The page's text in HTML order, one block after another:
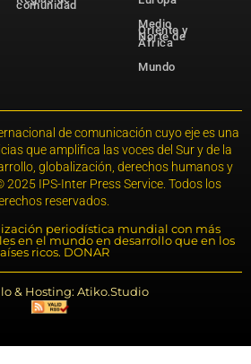
comunidad
Medio
Oriente y
Norte de
África
Mundo
de comunicación cuyo eje es una
que amplifica las voces del Sur y de la
globalización, derechos humanos y
IPS-Inter Press Service. Todos los
reservados.
periodística mundial con más
en el mundo en desarrollo que en los
ricos. DONAR
& Hosting: Atiko.Studio